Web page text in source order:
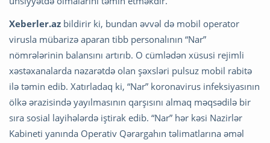
Xeberler.az bildirir ki, bundan əvvəl də mobil operator
virusla mübarizə aparan tibb personalının “Nar”
nömrələrinin balansını artırıb. O cümlədən xüsusi rejimli
xəstəxanalarda nəzarətdə olan şəxsləri pulsuz mobil rabitə
ilə təmin edib. Xatırladaq ki, “Nar” koronavirus infeksiyasının
ölkə ərazisində yayılmasının qarşısını almaq məqsədilə bir
sıra sosial layihələrdə iştirak edib. “Nar” hər kəsi Nazirlər
Kabineti yanında Operativ Qərargahın təlimatlarına əməl